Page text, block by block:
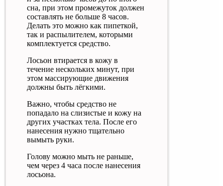
сна, при этом промежуток должен
составлять не больше 8 часов.
Делать это можно как пипеткой,
так и распылителем, которыми
комплектуется средство.
Лосьон втирается в кожу в
течение нескольких минут, при
этом массирующие движения
должны быть лёгкими.
Важно, чтобы средство не
попадало на слизистые и кожу на
других участках тела. После его
нанесения нужно тщательно
вымыть руки.
Голову можно мыть не раньше,
чем через 4 часа после нанесения
лосьона.